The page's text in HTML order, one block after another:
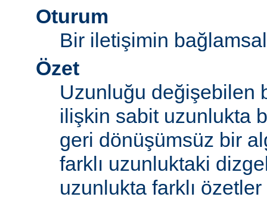
Oturum
Bir iletişimin
Özet
Uzunluğu değişebilen
ilişkin sabit uzunlukta
geri dönüşümsüz bir
farklı uzunluktaki
uzunlukta farklı